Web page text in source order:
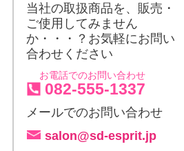
当社の取扱商品を、販売・
ご使用してみません
か・・・？お気軽にお問い
合わせください
お電話でのお問い合わせ
082-555-1337
メールでのお問い合わせ
salon@sd-esprit.jp